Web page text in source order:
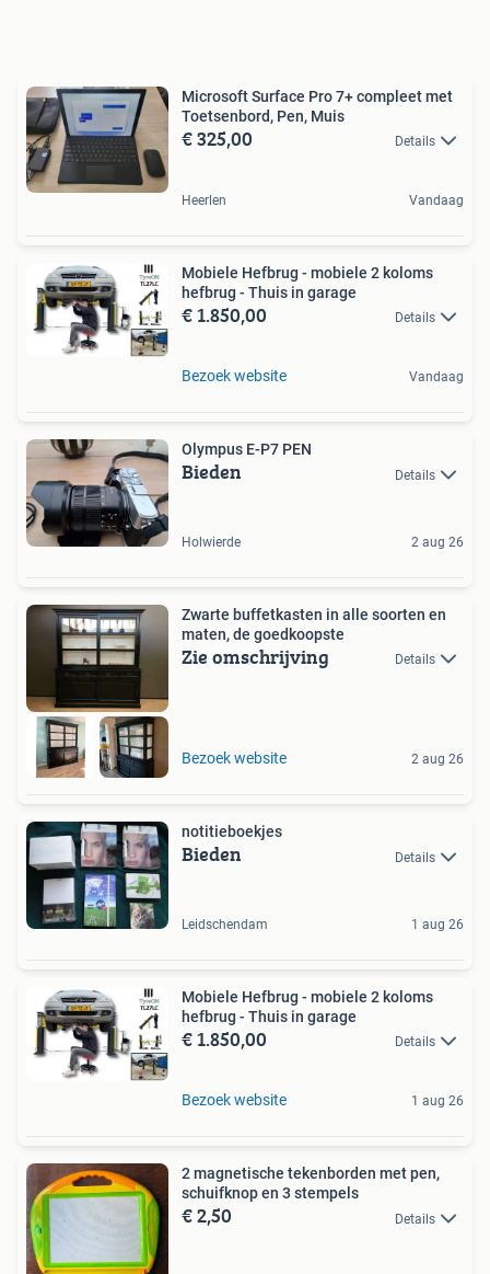
Microsoft Surface Pro 7+ compleet met
Toetsenbord, Pen, Muis
€ 325,00 Details
Heerlen Vandaag
Mobiele Hefbrug - mobiele 2 koloms
hefbrug - Thuis in garage
€ 1.850,00 Details
Bezoek website Vandaag
Olympus E-P7 PEN
Bieden Details
Holwierde 2 aug 26
Zwarte buffetkasten in alle soorten en
maten, de goedkoopste
Zie omschrijving Details
Bezoek website 2 aug 26
notitieboekjes
Bieden Details
Leidschendam 1 aug 26
Mobiele Hefbrug - mobiele 2 koloms
hefbrug - Thuis in garage
€ 1.850,00 Details
Bezoek website 1 aug 26
2 magnetische tekenborden met pen,
schuifknop en 3 stempels
€ 2,50 Details